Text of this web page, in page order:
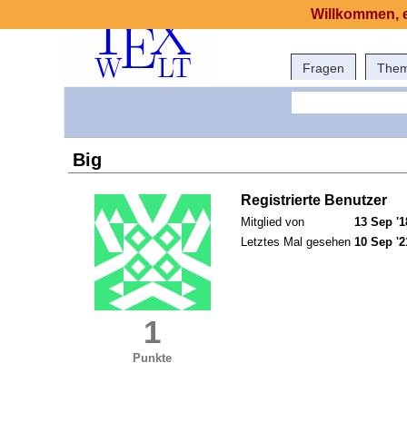
Fragen
Big
1
Punkte
Registrierte Benutzer
Mitglied von
13 Sep
Letztes Mal gesehen 10 Sep
Willkommen,